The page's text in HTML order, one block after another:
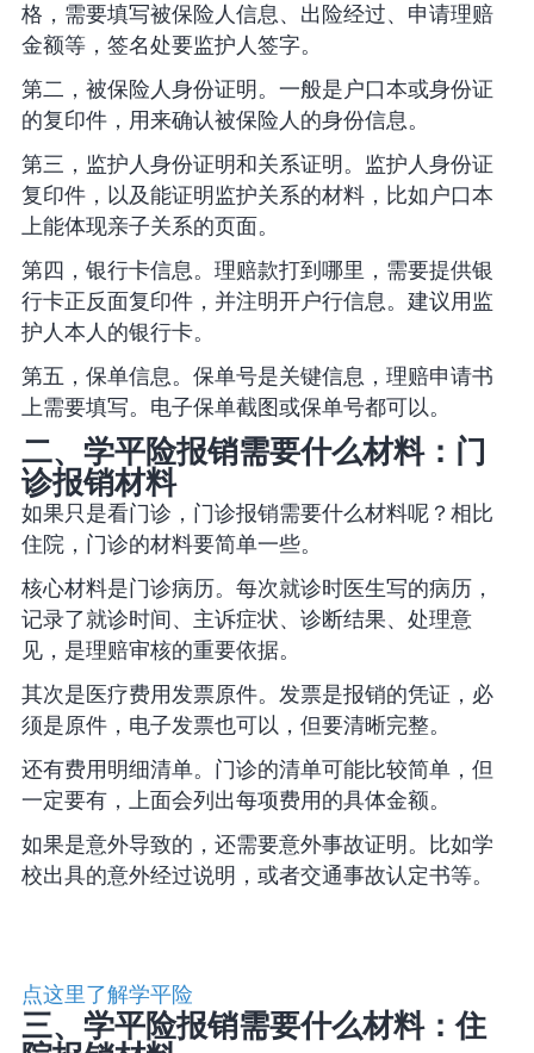
格，需要填写被保险人信息、出险经过、申请理赔
金额等，签名处要监护人签字。
第二，被保险人身份证明。一般是户口本或身份证
的复印件，用来确认被保险人的身份信息。
第三，监护人身份证明和关系证明。监护人身份证
复印件，以及能证明监护关系的材料，比如户口本
上能体现亲子关系的页面。
第四，银行卡信息。理赔款打到哪里，需要提供银
行卡正反面复印件，并注明开户行信息。建议用监
护人本人的银行卡。
第五，保单信息。保单号是关键信息，理赔申请书
上需要填写。电子保单截图或保单号都可以。
二、学平险报销需要什么材料：门
诊报销材料
如果只是看门诊，门诊报销需要什么材料呢？相比
住院，门诊的材料要简单一些。
核心材料是门诊病历。每次就诊时医生写的病历，
记录了就诊时间、主诉症状、诊断结果、处理意
见，是理赔审核的重要依据。
其次是医疗费用发票原件。发票是报销的凭证，必
须是原件，电子发票也可以，但要清晰完整。
还有费用明细清单。门诊的清单可能比较简单，但
一定要有，上面会列出每项费用的具体金额。
如果是意外导致的，还需要意外事故证明。比如学
校出具的意外经过说明，或者交通事故认定书等。
点这里了解学平险
三、学平险报销需要什么材料：住